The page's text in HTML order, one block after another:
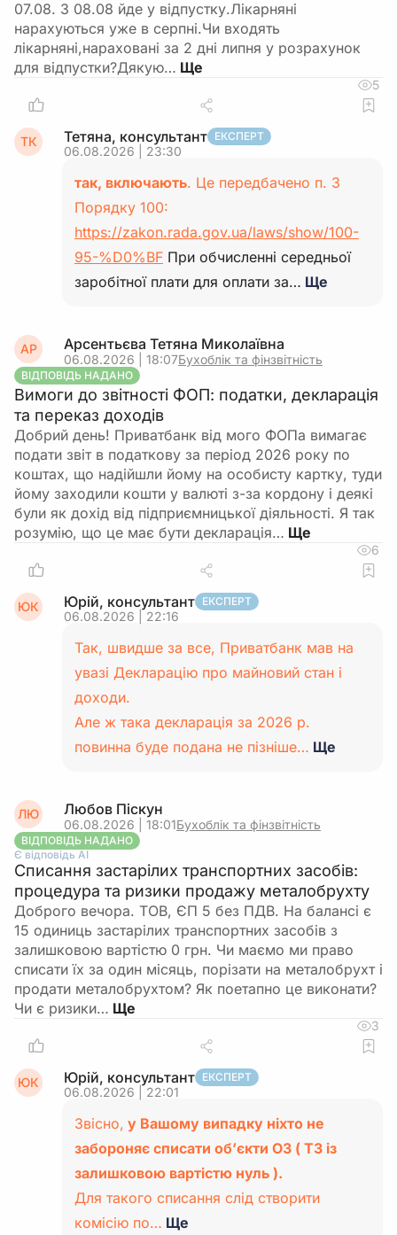
07.08. З 08.08 йде у відпустку.Лікарняні
нарахуються уже в серпні.Чи входять
лікарняні,нараховані за 2 дні липня у розрахунок
для відпустки?Дякую…
5
ТК Тетяна, консультант ЕКСПЕРТ
06.08.2026 | 23:30
так, включають. Це передбачено п. 3
Порядку 100:
https://zakon.rada.gov.ua/laws/show/100-
95-%D0%BF При обчисленні середньої
заробітної плати для оплати за… Ще
АР Арсентьєва Тетяна Миколаївна
06.08.2026 | 18:07Бухоблік та фінзвітність
ВІДПОВІДЬ НАДАНО
Вимоги до звітності ФОП: податки, декларація
та переказ доходів
Добрий день! Приватбанк від мого ФОПа вимагає
подати звіт в податкову за період 2026 року по
коштах, що надійшли йому на особисту картку, туди
йому заходили кошти у валюті з-за кордону і деякі
були як дохід від підприємницької діяльності. Я так
розумію, що це має бути декларація…
6
ЮК Юрій, консультант ЕКСПЕРТ
06.08.2026 | 22:16
Так, швидше за все, Приватбанк мав на
увазі Декларацію про майновий стан і
доходи.
Але ж така декларація за 2026 р.
повинна буде подана не пізніше… Ще
ЛЮ Любов Піскун
06.08.2026 | 18:01Бухоблік та фінзвітність
ВІДПОВІДЬ НАДАНО
Є відповідь АІ
Списання застарілих транспортних засобів:
процедура та ризики продажу металобрухту
Доброго вечора. ТОВ, ЄП 5 без ПДВ. На балансі є
15 одиниць застарілих транспортних засобів з
залишковою вартістю 0 грн. Чи маємо ми право
списати їх за один місяць, порізати на металобрухт і
продати металобрухтом? Як поетапно це виконати?
Чи є ризики…
3
ЮК Юрій, консультант ЕКСПЕРТ
06.08.2026 | 22:01
Звісно, у Вашому випадку ніхто не
забороняє списати об’єкти ОЗ ( ТЗ із
залишковою вартістю нуль ).
Для такого списання слід створити
комісію по… Ще